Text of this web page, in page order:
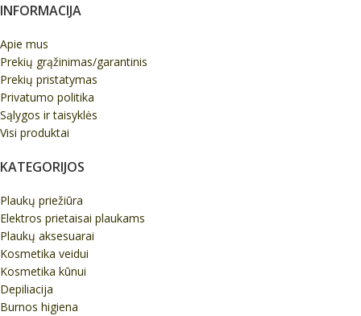
INFORMACIJA
Apie mus
Prekių grąžinimas/garantinis
Prekių pristatymas
Privatumo politika
Sąlygos ir taisyklės
Visi produktai
KATEGORIJOS
Plaukų priežiūra
Elektros prietaisai plaukams
Plaukų aksesuarai
Kosmetika veidui
Kosmetika kūnui
Depiliacija
Burnos higiena